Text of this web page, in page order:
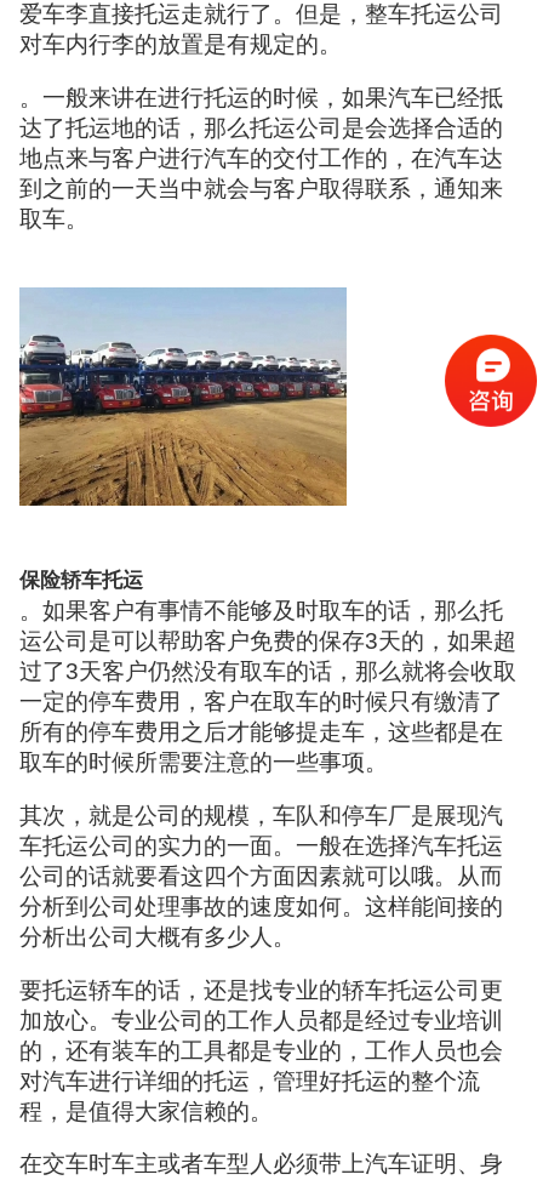
爱车李直接托运走就行了。但是，整车托运公司
对车内行李的放置是有规定的。
。一般来讲在进行托运的时候，如果汽车已经抵
达了托运地的话，那么托运公司是会选择合适的
地点来与客户进行汽车的交付工作的，在汽车达
到之前的一天当中就会与客户取得联系，通知来
取车。
保险轿车托运
。如果客户有事情不能够及时取车的话，那么托
运公司是可以帮助客户免费的保存3天的，如果超
过了3天客户仍然没有取车的话，那么就将会收取
一定的停车费用，客户在取车的时候只有缴清了
所有的停车费用之后才能够提走车，这些都是在
取车的时候所需要注意的一些事项。
其次，就是公司的规模，车队和停车厂是展现汽
车托运公司的实力的一面。一般在选择汽车托运
公司的话就要看这四个方面因素就可以哦。从而
分析到公司处理事故的速度如何。这样能间接的
分析出公司大概有多少人。
要托运轿车的话，还是找专业的轿车托运公司更
加放心。专业公司的工作人员都是经过专业培训
的，还有装车的工具都是专业的，工作人员也会
对汽车进行详细的托运，管理好托运的整个流
程，是值得大家信赖的。
在交车时车主或者车型人必须带上汽车证明、身